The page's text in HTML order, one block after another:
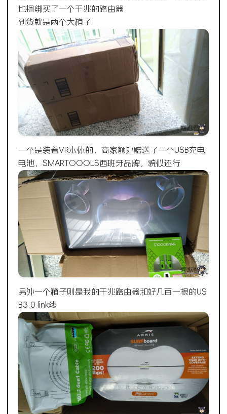
也捆绑买了一个千兆的路由器
到货就是两个大箱子
一个是装着VR本体的，商家额外赠送了一个USB充电
电池，SMARTOOOLS西班牙品牌，貌似还行
另外一个箱子则是我的千兆路由器和好几百一根的US
B3.0 link线